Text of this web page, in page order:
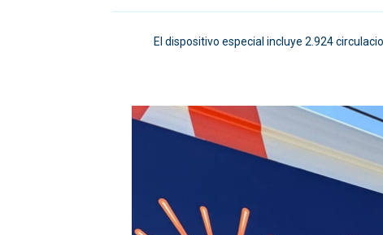
El dispositivo especial incluye 2.924